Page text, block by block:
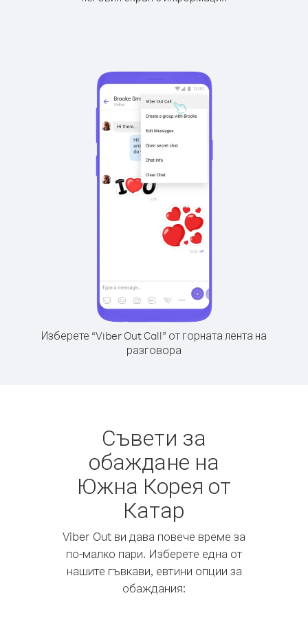
Изберете “Viber Out Call” от горната лента на
разговора
Съвети за
обаждане на
Южна Корея от
Катар
Viber Out ви дава повече време за
по-малко пари. Изберете една от
нашите гъвкави, евтини опции за
обаждания: